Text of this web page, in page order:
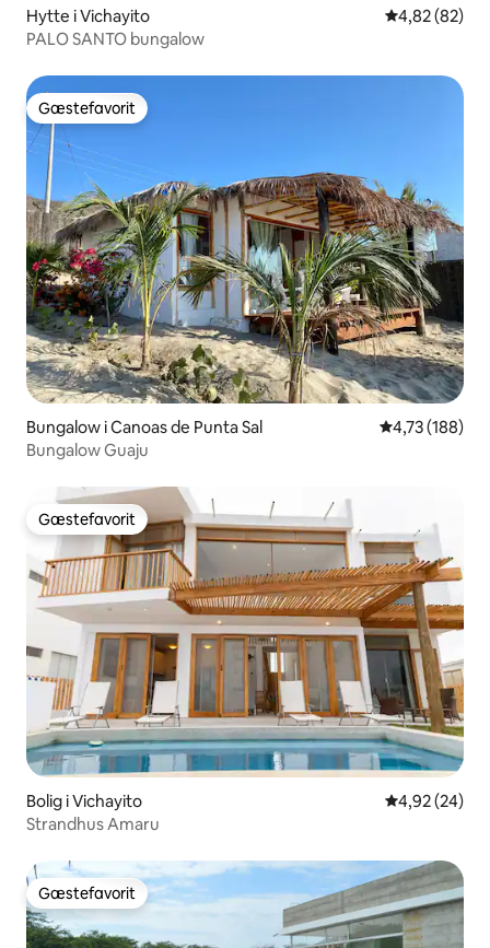
Hytte i Vichayito 4,82 ud af 5 i
4,82 (82)
PALO SANTO bungalow
Gæstefavorit
Gæstefavorit
Bungalow i Canoas de Punta Sal 4,73 ud af 5 i
4,73 (188)
Bungalow Guaju
Gæstefavorit
Gæstefavorit
Bolig i Vichayito 4,92 ud af 5 i
4,92 (24)
Strandhus Amaru
Gæstefavorit
Gæstefavorit